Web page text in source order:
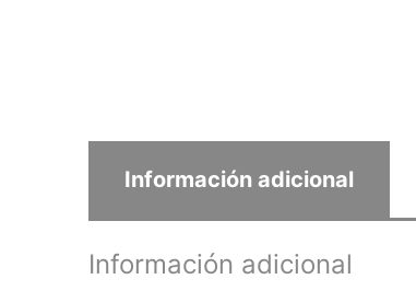
Información adicional
Información adicional